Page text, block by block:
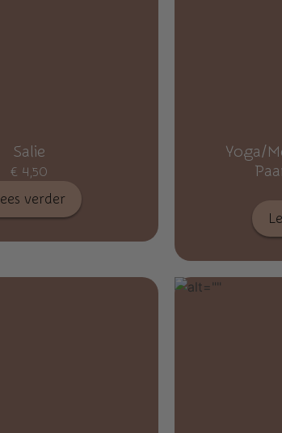
Salie
€ 4,50
verder
Yoga/